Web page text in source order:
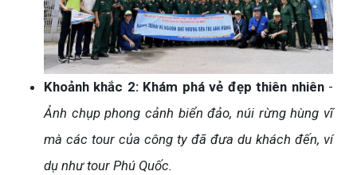
Khoảnh khắc 2: Khám phá vẻ đẹp thiên nhiên-
Ảnh chụp phong cảnh biển đảo, núi rừng hùng vĩ
mà các tour của công ty đã đưa du khách đến, ví
dụ như tour Phú Quốc.